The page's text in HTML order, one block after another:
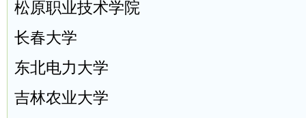
松原职业技术学院
长春大学
东北电力大学
吉林农业大学